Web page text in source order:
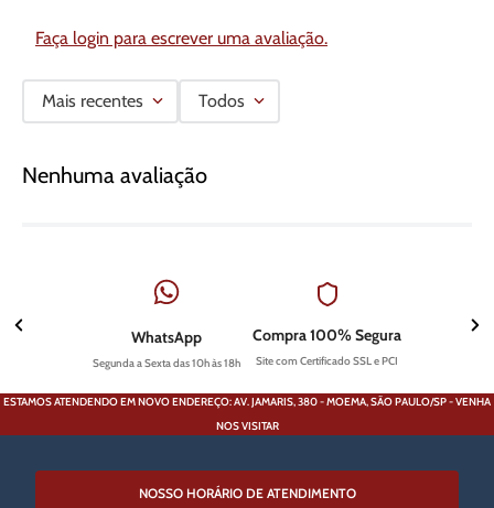
Faça login para escrever uma avaliação.
Mais recentes Todos
Nenhuma avaliação
WhatsApp
Segunda a Sexta das 10h às 18h
Compra 100% Segura
Site com Certificado SSL e PCI
ESTAMOS ATENDENDO EM NOVO ENDEREÇO: AV. JAMARIS, 380 - MOEMA, SÃO PAULO/SP - VENHA
NOS VISITAR
NOSSO HORÁRIO DE ATENDIMENTO